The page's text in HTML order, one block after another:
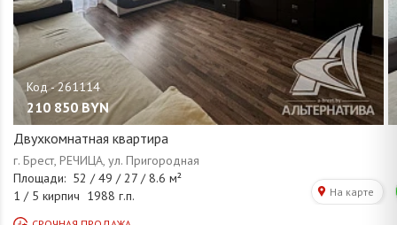
210 850 BYN
Двухкомнатная квартира